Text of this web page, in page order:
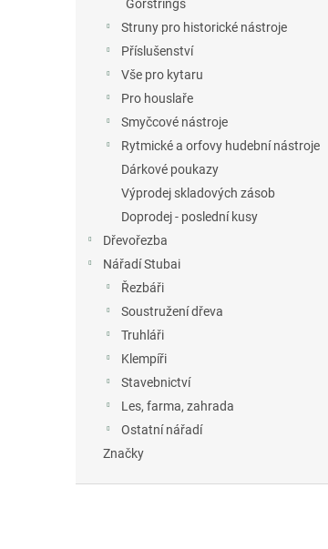
Gorstrings
Struny pro historické nástroje
Příslušenství
Vše pro kytaru
Pro houslaře
Smyčcové nástroje
Rytmické a orfovy hudební nástroje
Dárkové poukazy
Výprodej skladových zásob
Doprodej - poslední kusy
Dřevořezba
Nářadí Stubai
Řezbáři
Soustružení dřeva
Truhláři
Klempíři
Stavebnictví
Les, farma, zahrada
Ostatní nářadí
Značky